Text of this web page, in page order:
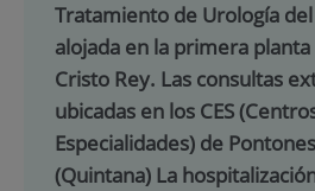
Tratamiento de Urología del
alojada en la primera
Cristo Rey. Las consultas
ubicadas en los CES
Especialidades) de
(Quintana) La